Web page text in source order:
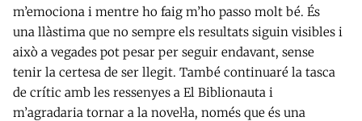
m’emociona i mentre ho faig m’ho passo molt bé. És
una llàstima que no sempre els resultats siguin visibles i
això a vegades pot pesar per seguir endavant, sense
tenir la certesa de ser llegit. També continuaré la tasca
de crític amb les ressenyes a El Biblionauta i
m’agradaria tornar a la novel·la, només que és una